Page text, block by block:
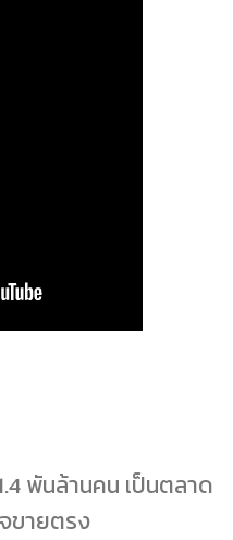
พันล้านคน เป็นตลาด
ขายตรง